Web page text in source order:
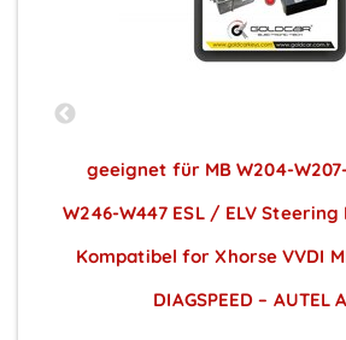
geeignet für MB W204-
W246-W447 ESL / ELV
Kompatibel for Xhorse VVDI
DIAGSPEED – AUTEL